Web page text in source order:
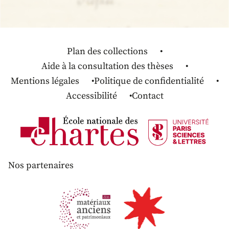
Plan des collections
Aide à la consultation des thèses
Mentions légales
Politique de confidentialité
Accessibilité
Contact
Nos partenaires